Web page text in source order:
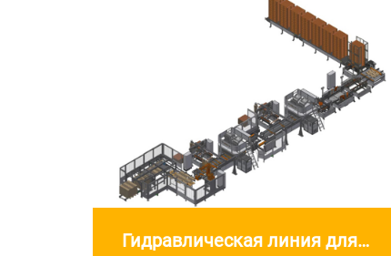
Гидравлическая линия для